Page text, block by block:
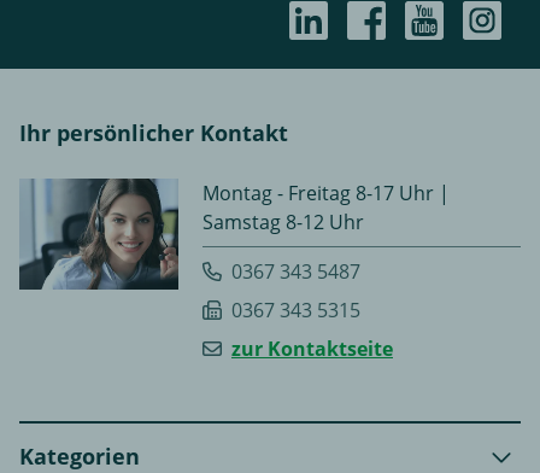
Ihr persönlicher Kontakt
Montag - Freitag 8-17 Uhr |
Samstag 8-12 Uhr
0367 343 5487
0367 343 5315
zur Kontaktseite
Kategorien